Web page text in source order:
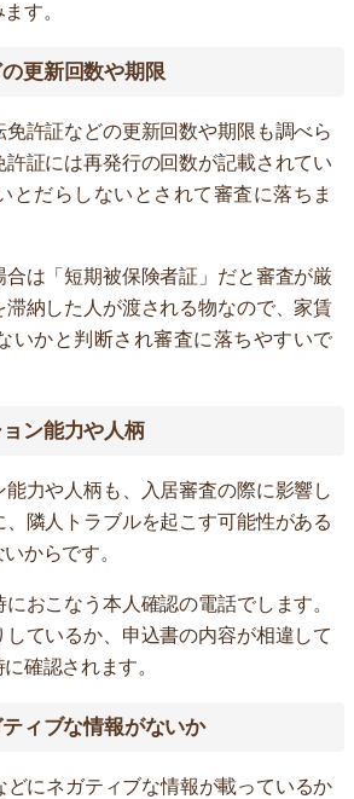
す。
更新回数や期限
免許証などの更新回数や期限も調べら
証には再発行の回数が記載されてい
とだらしないとされて審査に落ちま
合は「短期被保険者証」だと審査が厳
滞納した人が渡される物なので、家賃
いかと判断され審査に落ちやすいで
ン能力や人柄
能力や人柄も、入居審査の際に影響し
隣人トラブルを起こす可能性がある
からです。
おこなう本人確認の電話でします。
ているか、申込書の内容が相違して
確認されます。
ィブな情報がないか
どにネガティブな情報が載っているか